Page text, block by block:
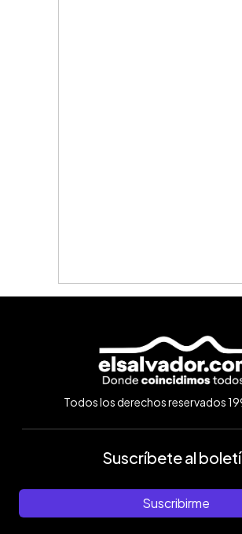
Todos los derechos reservados
Suscríbete al
Suscribirme